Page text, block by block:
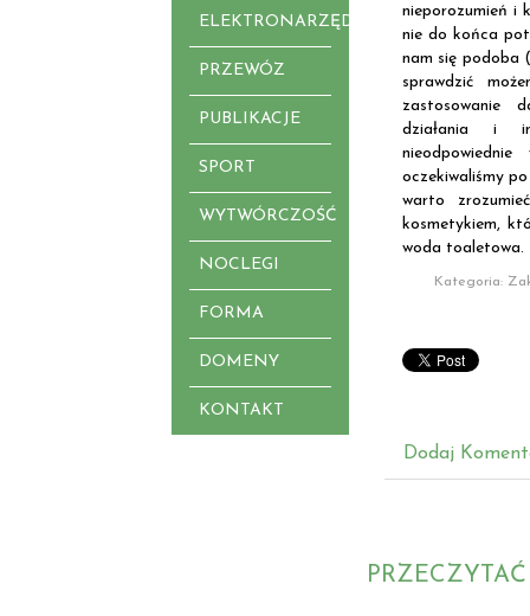
ELEKTRONARZĘDZIA
PRZEWÓZ
PUBLIKACJE
SPORT
WYTWÓRCZOŚĆ
NOCLEGI
FORMA
DOMENY
KONTAKT
nieporozumień i
nie do końca
nam się podoba
sprawdzić
zastosowanie
działania i
oczekiwaliśmy
warto
kosmetykiem,
woda toaletowa.
Kategoria:
Dodaj